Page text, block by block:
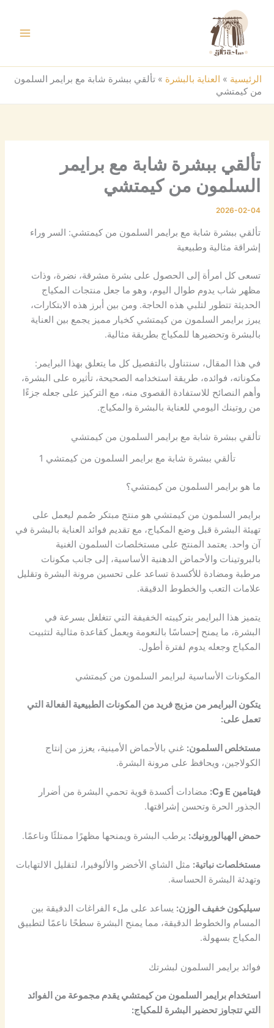
المحتوى
الرئيسية » العناية بالبشرة » تألقي ببشرة شابة مع برايمر السلمون
من كيمتشي
تألقي ببشرة شابة مع برايمر
السلمون من كيمتشي
2026-02-04
تألقي ببشرة شابة مع برايمر السلمون من كيمتشي: السر وراء
إشراقة مثالية وطبيعية
تسعى كل امرأة إلى الحصول على بشرة مشرقة، نضرة، وذات
مظهر شاب يدوم طوال اليوم، وهو ما جعل منتجات المكياج
الحديثة تتطور لتلبي هذه الحاجة. ومن بين أبرز هذه الابتكارات،
يبرز برايمر السلمون من كيمتشي كخيار مميز يجمع بين العناية
بالبشرة وتحضيرها للمكياج بطريقة مثالية.
في هذا المقال، سنتناول بالتفصيل كل ما يتعلق بهذا البرايمر:
مكوناته، فوائده، طريقة استخدامه الصحيحة، تأثيره على البشرة،
وأهم النصائح للاستفادة القصوى منه، مع التركيز على جعله جزءًا
من روتينك اليومي للعناية بالبشرة والمكياج.
تألقي ببشرة شابة مع برايمر السلمون من كيمتشي
تألقي ببشرة شابة مع برايمر السلمون من كيمتشي 1
ما هو برايمر السلمون من كيمتشي؟
برايمر السلمون من كيمتشي هو منتج مبتكر صُمم ليعمل على
تهيئة البشرة قبل وضع المكياج، مع تقديم فوائد العناية بالبشرة في
آن واحد. يعتمد المنتج على مستخلصات السلمون الغنية
بالبروتينات والأحماض الدهنية الأساسية، إلى جانب مكونات
مرطبة ومضادة للأكسدة تساعد على تحسين مرونة البشرة وتقليل
علامات التعب والخطوط الدقيقة.
يتميز هذا البرايمر بتركيبته الخفيفة التي تتغلغل بسرعة في
البشرة، ما يمنح إحساسًا بالنعومة ويعمل كقاعدة مثالية لتثبيت
المكياج وجعله يدوم لفترة أطول.
المكونات الأساسية لبرايمر السلمون من كيمتشي
يتكون البرايمر من مزيج فريد من المكونات الطبيعية الفعالة التي
تعمل على:
مستخلص السلمون: غني بالأحماض الأمينية، يعزز من إنتاج
الكولاجين، ويحافظ على مرونة البشرة.
فيتامين E وC:
مضادات أكسدة قوية تحمي البشرة من أضرار
الجذور الحرة وتحسن إشراقتها.
حمض الهيالورونيك: يرطب البشرة ويمنحها مظهرًا ممتلئًا وناعمًا.
مستخلصات نباتية: مثل الشاي الأخضر والألوفيرا، لتقليل الالتهابات
وتهدئة البشرة الحساسة.
سيليكون خفيف الوزن: يساعد على ملء الفراغات الدقيقة بين
المسام والخطوط الدقيقة، مما يمنح البشرة سطحًا ناعمًا لتطبيق
المكياج بسهولة.
فوائد برايمر السلمون لبشرتك
استخدام برايمر السلمون من كيمتشي يقدم مجموعة من الفوائد
التي تتجاوز تحضير البشرة للمكياج: